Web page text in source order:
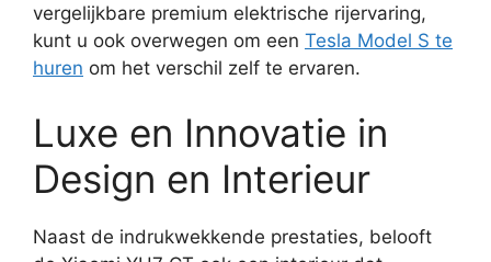
vergelijkbare premium elektrische rijervaring,
kunt u ook overwegen om een Tesla Model S te
huren om het verschil zelf te ervaren.
Luxe en Innovatie in
Design en Interieur
Naast de indrukwekkende prestaties, belooft